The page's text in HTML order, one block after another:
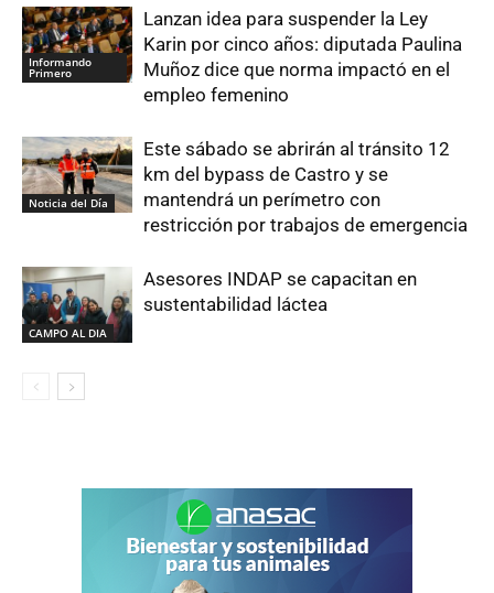
Informando
Primero
Lanzan idea para suspender la Ley
Karin por cinco años: diputada Paulina
Muñoz dice que norma impactó en el
empleo femenino
Noticia del Día
Este sábado se abrirán al tránsito 12
km del bypass de Castro y se
mantendrá un perímetro con
restricción por trabajos de emergencia
CAMPO AL DIA
Asesores INDAP se capacitan en
sustentabilidad láctea